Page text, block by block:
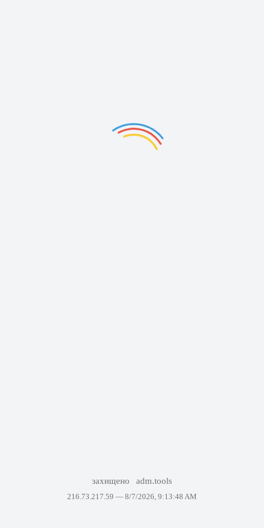
захищено adm.tools
216.73.217.59 — 8/7/2026, 9:13:48 AM